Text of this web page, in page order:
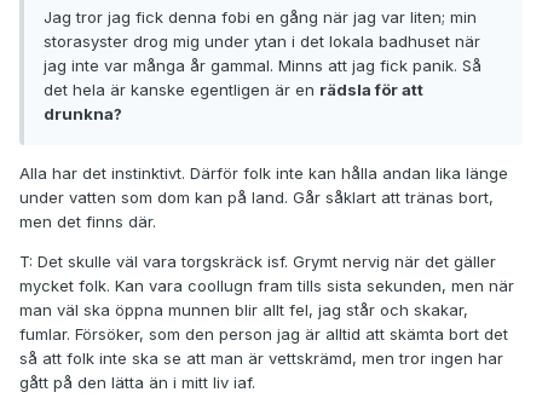
Jag tror jag fick denna fobi en gång när jag var liten; min
storasyster drog mig under ytan i det lokala badhuset när
jag inte var många år gammal. Minns att jag fick panik. Så
det hela är kanske egentligen är en rädsla för att
drunkna?
Alla har det instinktivt. Därför folk inte kan hålla andan lika länge
under vatten som dom kan på land. Går såklart att tränas bort,
men det finns där.
T: Det skulle väl vara torgskräck isf. Grymt nervig när det gäller
mycket folk. Kan vara coollugn fram tills sista sekunden, men när
man väl ska öppna munnen blir allt fel, jag står och skakar,
fumlar. Försöker, som den person jag är alltid att skämta bort det
så att folk inte ska se att man är vettskrämd, men tror ingen har
gått på den lätta än i mitt liv iaf.